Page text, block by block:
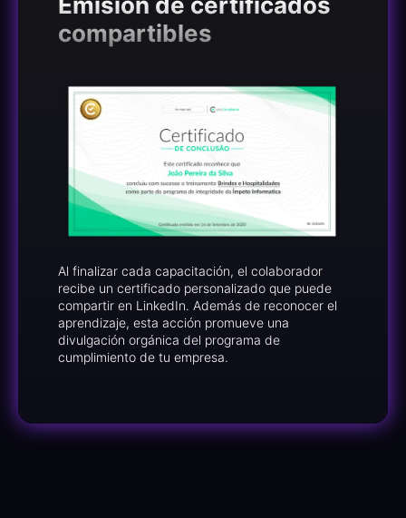
compartibles
Al finalizar cada capacitación, el colaborador
recibe un certificado personalizado que puede
compartir en LinkedIn. Además de reconocer el
aprendizaje, esta acción promueve una
divulgación orgánica del programa de
cumplimiento de tu empresa.